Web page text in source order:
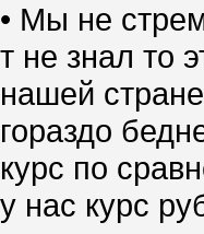
• Мы не
т не знал то
нашей
гораздо
курс по
у нас курс